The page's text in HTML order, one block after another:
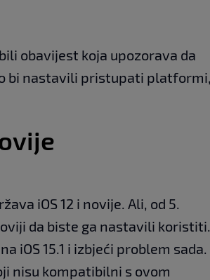
obavijest koja upozorava da
bi nastavili pristupati platformi,
iOS 12 i novije. Ali, od 5.
da biste ga nastavili koristiti.
iOS 15.1 i izbjeći problem sada.
nisu kompatibilni s ovom